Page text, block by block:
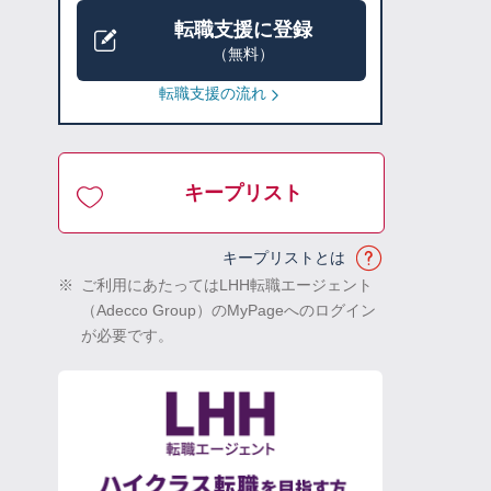
転職支援に登録
（無料）
転職支援の流れ
キープリスト
キープリストとは
※
ご利用にあたってはLHH転職エージェント
（Adecco Group）のMyPageへのログイン
が必要です。